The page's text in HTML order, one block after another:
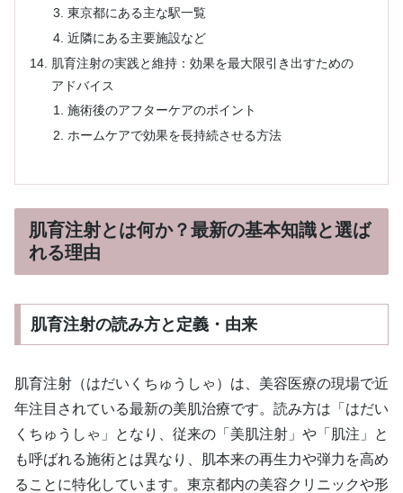
東京都にある主な駅一覧
近隣にある主要施設など
肌育注射の実践と維持：効果を最大限引き出すための
アドバイス
施術後のアフターケアのポイント
ホームケアで効果を長持続させる方法
肌育注射とは何か？最新の基本知識と選ば
れる理由
肌育注射の読み方と定義・由来
肌育注射（はだいくちゅうしゃ）は、美容医療の現場で近
年注目されている最新の美肌治療です。読み方は「はだい
くちゅうしゃ」となり、従来の「美肌注射」や「肌注」と
も呼ばれる施術とは異なり、肌本来の再生力や弾力を高め
ることに特化しています。東京都内の美容クリニックや形